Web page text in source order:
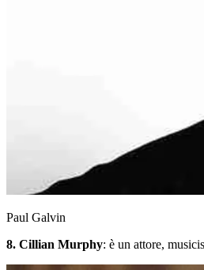
Paul Galvin
8. Cillian Murphy: è un attore,